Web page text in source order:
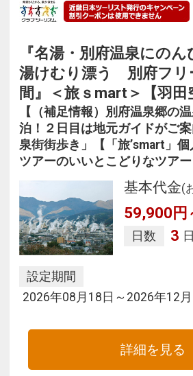
『名湯・別府温泉にの
湯けむり漂う 別府フリ
間』＜旅ｓmart＞【羽田
【（補足情報）別府温泉郷の
泊！２日目は地元ガイドがご
泉街街歩き」【「旅’smart」
ツアーのいいとこどりなツアー
基本代金(
59,900円
日数 3
設定期間
2026年08月18日～2026年12月
詳細を見る